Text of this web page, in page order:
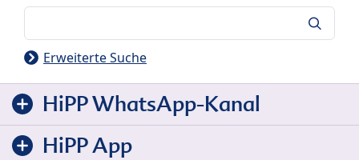
Erweiterte Suche
HiPP WhatsApp-Kanal
HiPP App